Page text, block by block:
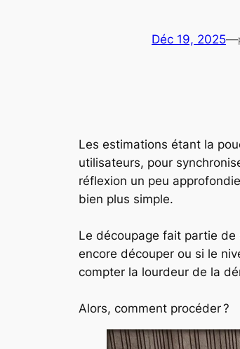
Déc 19, 2025—
Les estimations étant la
utilisateurs, pour
réflexion un peu
bien plus simple.
Le découpage fait partie de
encore découper ou si le
compter la lourdeur de la
Alors, comment procéder ?